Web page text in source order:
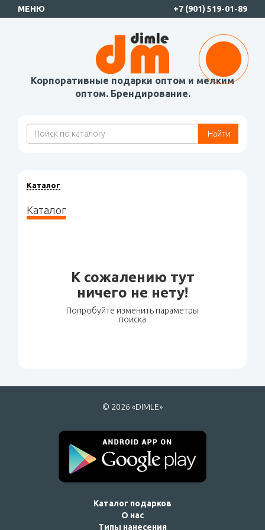
МЕНЮ +7 (901) 519-01-89
Корпоративные подарки оптом и мелким
оптом. Брендирование.
Найти
Каталог
Каталог
К сожалению тут
ничего не нету!
Попробуйте изменить параметры
поиска
© 2026 «DIMLE»
Каталог подарков
О нас
Типы нанесения